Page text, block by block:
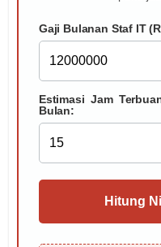
Gaji Bulanan Staf IT
Estimasi Jam
Bulan:
Hitung